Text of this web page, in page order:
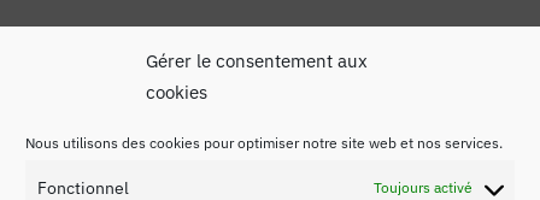
Gérer le consentement aux
cookies
Nous utilisons des cookies pour optimiser notre site web et nos services.
Fonctionnel Toujours activé
Mentions légales